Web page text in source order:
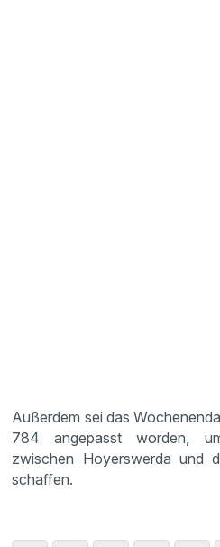
Außerdem sei das
784 angepasst worden,
zwischen Hoyerswerda und
schaffen.